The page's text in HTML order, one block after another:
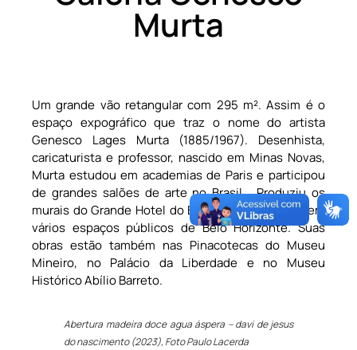
Murta
Um grande vão retangular com 295 m². Assim é o
espaço expográfico que traz o nome do artista
Genesco Lages Murta (1885/1967). Desenhista,
caricaturista e professor, nascido em Minas Novas,
Murta estudou em academias de Paris e participou
de grandes salões de arte no Brasil. Produziu os
murais do Grande Hotel do Barreiro, em Araxá, e em
vários espaços públicos de Belo Horizonte. Suas
obras estão também nas Pinacotecas do Museu
Mineiro, no Palácio da Liberdade e no Museu
Histórico Abílio Barreto.
Abertura madeira doce agua áspera – davi de jesus
do nascimento (2023), Foto Paulo Lacerda